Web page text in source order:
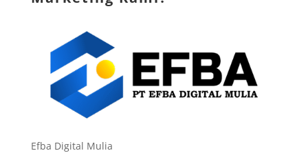
Efba Digital Mulia